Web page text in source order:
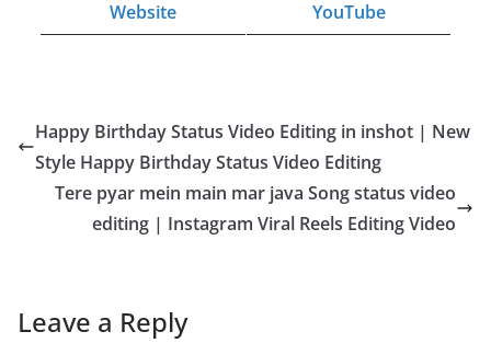
Website
YouTube
Happy Birthday Status Video Editing in inshot | New
Style Happy Birthday Status Video Editing
Tere pyar mein main mar java Song status video
editing | Instagram Viral Reels Editing Video
Leave a Reply